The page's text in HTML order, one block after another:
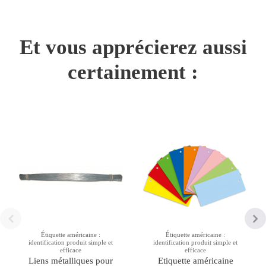
Et vous apprécierez aussi
certainement :
Étiquette américaine :
identification produit simple et
efficace
Liens métalliques pour
Étiquette américaine :
identification produit simple et
efficace
Etiquette américaine